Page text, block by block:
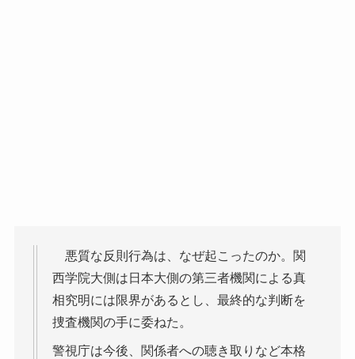
悪質な反則行為は、なぜ起こったのか。関
西学院大側は日本大側の第三者機関による真
相究明には限界があるとし、最終的な判断を
捜査機関の手に委ねた。
警視庁は今後、関係者への聴き取りなど本格